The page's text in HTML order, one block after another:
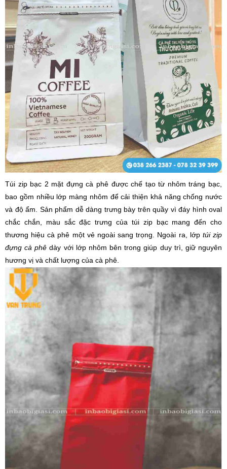
Túi zip bạc 2 mặt đựng cà phê được chế tạo từ nhôm tráng bạc,
bao gồm nhiều lớp màng nhôm để cải thiện khả năng chống nước
và độ ẩm. Sản phẩm dễ dàng trưng bày trên quầy vì đáy hình oval
chắc chắn, màu sắc đặc trưng của túi zip bạc mang đến cho
thương hiệu cà phê một vẻ ngoài sang trọng. Ngoài ra, lớp túi zip
đựng cà phê dày với lớp nhôm bên trong giúp duy trì, giữ nguyên
hương vị và chất lượng của cà phê.